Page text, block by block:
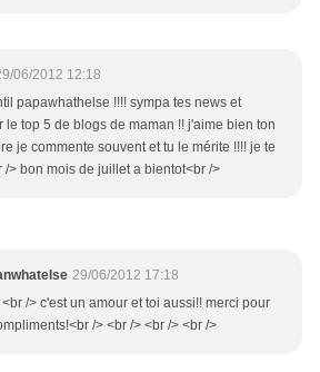
06/2012 12:18
papawhathelse !!!! sympa tes news et
le top 5 de blogs de maman !! j'aime bien ton
je commente souvent et tu le mérite !!!! je te
/> bon mois de juillet a bientot<br />
29/06/2012 17:18
<br /> c'est un amour et toi aussi!! merci pour
/> <br /> <br /> <br />